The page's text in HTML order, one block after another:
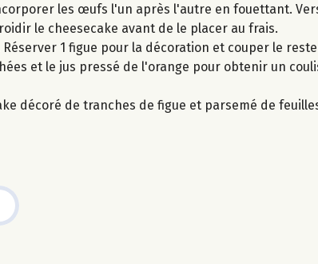
les œufs l'un après l'autre en fouettant.
le cheesecake avant de le placer au frais.
1 figue pour la décoration et couper le
et le jus pressé de l'orange pour obtenir un
décoré de tranches de figue et parsemé de